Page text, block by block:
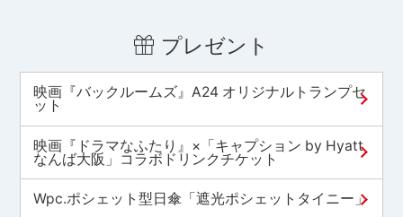
プレゼント
映画『バックルームズ』A24 オリジナルトランプセ
ット
映画『ドラマなふたり』×「キャプション by Hyatt
なんば大阪」コラボドリンクチケット
Wpc.ポシェット型日傘「遮光ポシェットタイニー」